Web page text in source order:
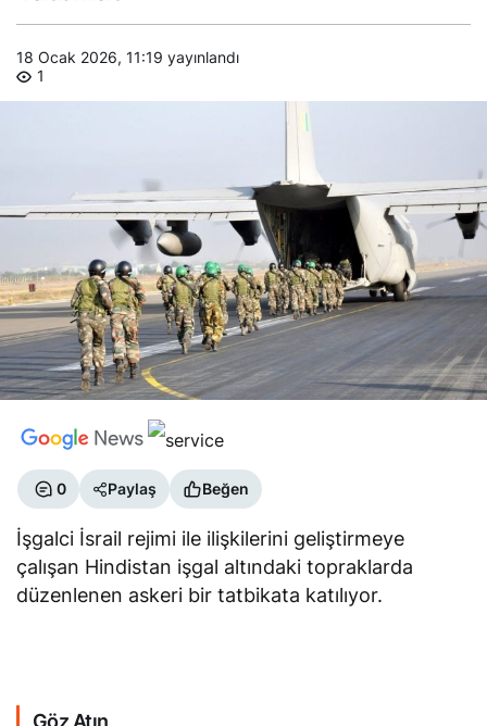
18 Ocak 2026, 11:19 yayınlandı
1
0 Paylaş Beğen
İşgalci İsrail rejimi ile ilişkilerini geliştirmeye
çalışan Hindistan işgal altındaki topraklarda
düzenlenen askeri bir tatbikata katılıyor.
Göz Atın